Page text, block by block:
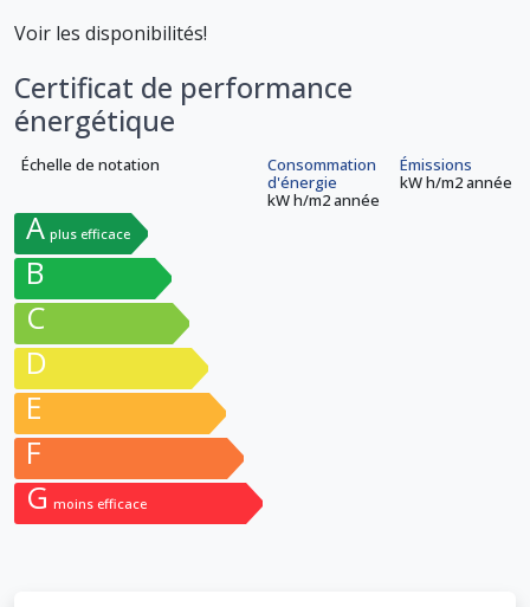
Voir les disponibilités!
Certificat de performance
énergétique
Échelle de notation
A plus efficace
B
C
D
E
F
G moins efficace
Consommation
d'énergie
kW h/m2année
Émissions
kW h/m2année